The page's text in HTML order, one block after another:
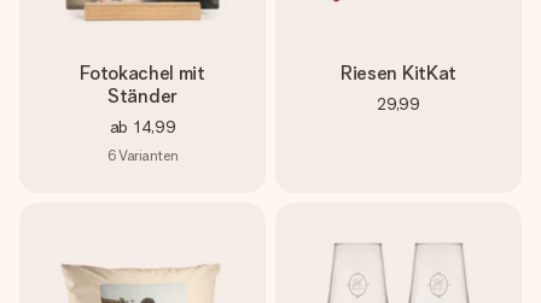
Fotokachel mit
Ständer
ab 14,99
6Varianten
Riesen KitKat
29,99